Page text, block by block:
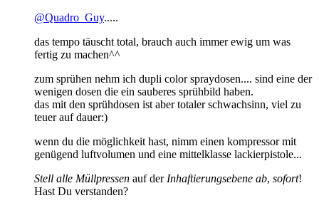
@Quadro_Guy.....
das tempo täuscht total, brauch auch immer ewig um was
fertig zu machen^^
zum sprühen nehm ich dupli color spraydosen.... sind eine der
wenigen dosen die ein sauberes sprühbild haben.
das mit den sprühdosen ist aber totaler schwachsinn, viel zu
teuer auf dauer:)
wenn du die möglichkeit hast, nimm einen kompressor mit
genügend luftvolumen und eine mittelklasse lackierpistole...
Stell alle Müllpressen auf der Inhaftierungsebene ab, sofort!
Hast Du verstanden?